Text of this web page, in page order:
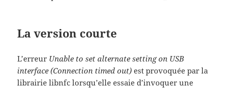
La version courte
L’erreur Unable to set alternate setting on USB
interface (Connection timed out) est provoquée par la
librairie libnfc lorsqu’elle essaie d’invoquer une